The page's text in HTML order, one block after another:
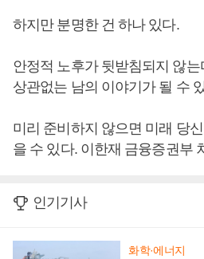
하지만 분명한 건 하나 있다.
안정적 노후가 뒷받침되지 않
상관없는 남의 이야기가 될 수
미리 준비하지 않으면 미래 당
을 수 있다. 이한재 금융증권부
인기기사
화학·에너지